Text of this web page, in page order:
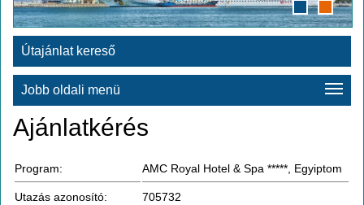
Útajánlat kereső
Jobb oldali menü
Ajánlatkérés
Program: AMC Royal Hotel & Spa *****, Egyiptom
Utazás azonosító: 705732